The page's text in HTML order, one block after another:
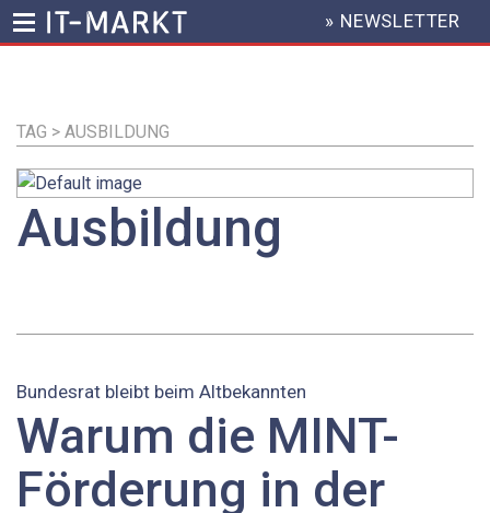
Inhalt
HEADER
MENU
» NEWSLETTER
TAG > AUSBILDUNG
Ausbildung
Bundesrat bleibt beim Altbekannten
Warum die MINT-
Förderung in der